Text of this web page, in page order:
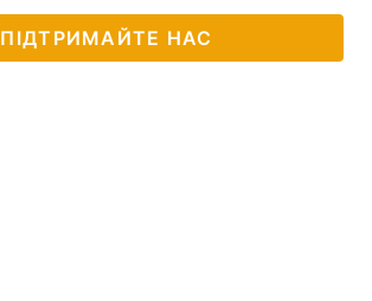
ПІДТРИМАЙТЕ НАС